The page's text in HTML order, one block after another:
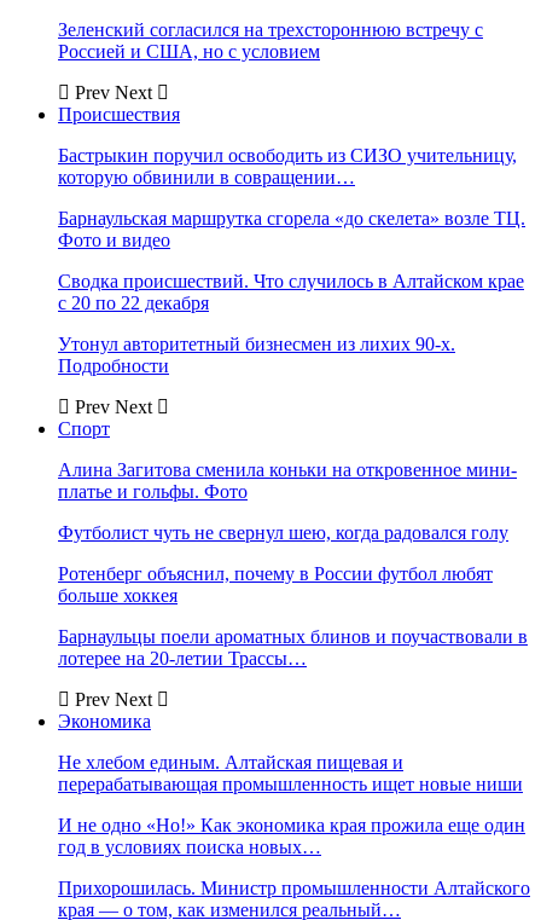
Зеленский согласился на трехстороннюю встречу с
Россией и США, но с условием
Prev Next
Происшествия
Бастрыкин поручил освободить из СИЗО учительницу,
которую обвинили в совращении…
Барнаульская маршрутка сгорела «до скелета» возле ТЦ.
Фото и видео
Сводка происшествий. Что случилось в Алтайском крае
с 20 по 22 декабря
Утонул авторитетный бизнесмен из лихих 90-х.
Подробности
Prev Next
Спорт
Алина Загитова сменила коньки на откровенное мини-
платье и гольфы. Фото
Футболист чуть не свернул шею, когда радовался голу
Ротенберг объяснил, почему в России футбол любят
больше хоккея
Барнаульцы поели ароматных блинов и поучаствовали в
лотерее на 20-летии Трассы…
Prev Next
Экономика
Не хлебом единым. Алтайская пищевая и
перерабатывающая промышленность ищет новые ниши
И не одно «Но!» Как экономика края прожила еще один
год в условиях поиска новых…
Прихорошилась. Министр промышленности Алтайского
края — о том, как изменился реальный…